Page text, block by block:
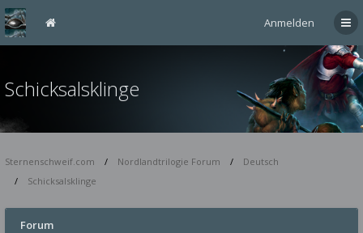
Anmelden
Schicksalsklinge
Sternenschweif.com Nordlandtrilogie Forum
Deutsch
Schicksalsklinge
Forum